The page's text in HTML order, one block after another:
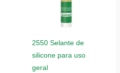
2550 Selante de
silicone para uso
geral